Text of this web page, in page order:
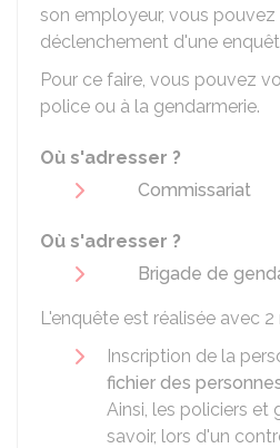
son employeur, vous
déclenchement d'une
Pour ce faire, vous pouvez
police ou à la gendarmerie.
Où s'adresser ?
Commissariat
Où s'adresser ?
Brigade de
L'enquête est réalisée avec
Inscription de la
fichier des
Ainsi, les policiers et
savoir, lors d'un